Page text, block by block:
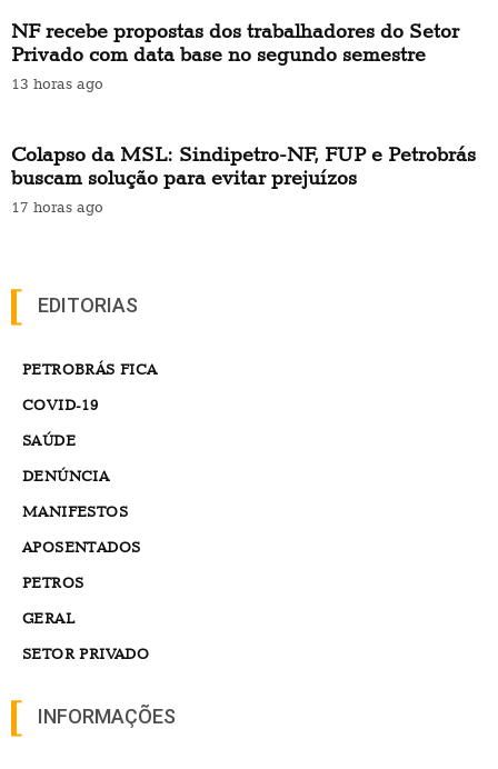
NF recebe propostas dos trabalhadores do Setor
Privado com data base no segundo semestre
13 horas ago
Colapso da MSL: Sindipetro-NF, FUP e Petrobrás
buscam solução para evitar prejuízos
17 horas ago
EDITORIAS
PETROBRÁS FICA
COVID-19
SAÚDE
DENÚNCIA
MANIFESTOS
APOSENTADOS
PETROS
GERAL
SETOR PRIVADO
INFORMAÇÕES